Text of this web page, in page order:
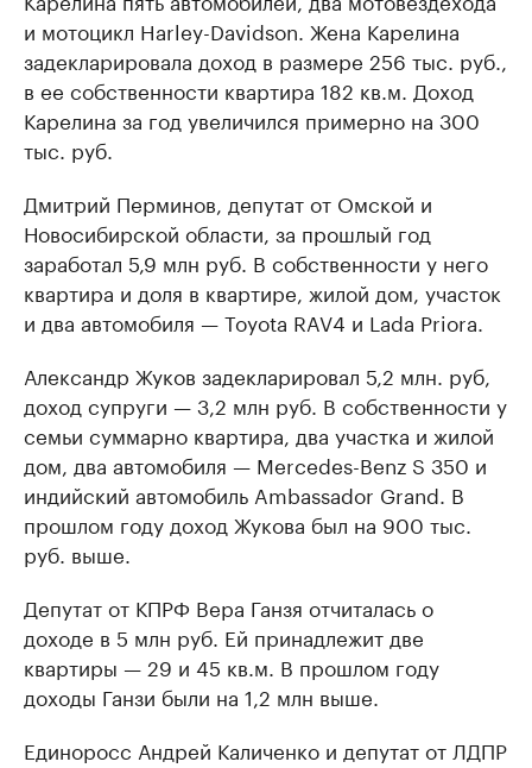
и мотоцикл Harley-Davidson. Жена Карелина
задекларировала доход в размере 256 тыс. руб.,
в ее собственности квартира 182 кв.м. Доход
Карелина за год увеличился примерно на 300
тыс. руб.
Дмитрий Перминов, депутат от Омской и
Новосибирской области, за прошлый год
заработал 5,9 млн руб. В собственности у него
квартира и доля в квартире, жилой дом, участок
и два автомобиля — Toyota RAV4 и Lada Priora.
Александр Жуков задекларировал 5,2 млн. руб,
доход супруги — 3,2 млн руб. В собственности у
семьи суммарно квартира, два участка и жилой
дом, два автомобиля — Mercedes-Benz S 350 и
индийский автомобиль Ambassador Grand. В
прошлом году доход Жукова был на 900 тыс.
руб. выше.
Депутат от КПРФ Вера Ганзя отчиталась о
доходе в 5 млн руб. Ей принадлежит две
квартиры — 29 и 45 кв.м. В прошлом году
доходы Ганзи были на 1,2 млн выше.
Единоросс Андрей Каличенко и депутат от ЛДПР